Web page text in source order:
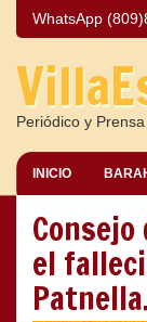
WhatsApp
Periódico y
INICIO
el